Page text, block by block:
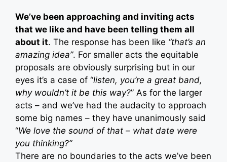
We’ve been approaching and inviting acts
that we like and have been telling them all
about it. The response has been like “that’s an
amazing idea”. For smaller acts the equitable
proposals are obviously surprising but in our
eyes it’s a case of “listen, you’re a great band,
why wouldn’t it be this way?” As for the larger
acts – and we’ve had the audacity to approach
some big names – they have unanimously said
“We love the sound of that – what date were
you thinking?”
There are no boundaries to the acts we’ve been